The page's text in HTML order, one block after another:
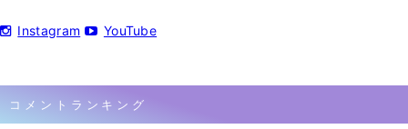
Instagram YouTube
コメントランキング